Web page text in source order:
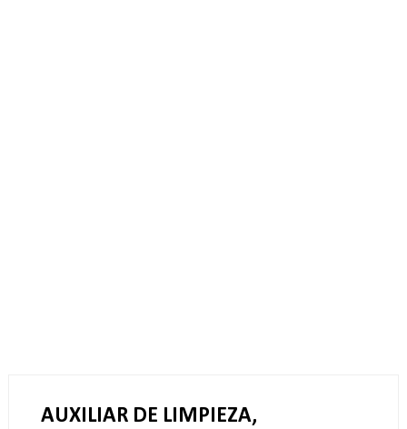
AUXILIAR DE LIMPIEZA,